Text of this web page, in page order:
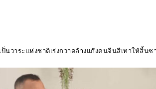
เป็นวาระแห่งชาติเร่งกวาดล้างแก๊งคนจีนสีเทาให้สิ้